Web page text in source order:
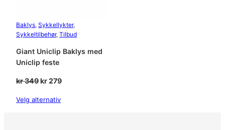
Baklys, Sykkellykter
Sykkeltilbehør, Tilbud
Giant Uniclip Baklys med
Uniclip feste
kr349Opprinnelig
var:
kr279Nåværende
Velg alternativ